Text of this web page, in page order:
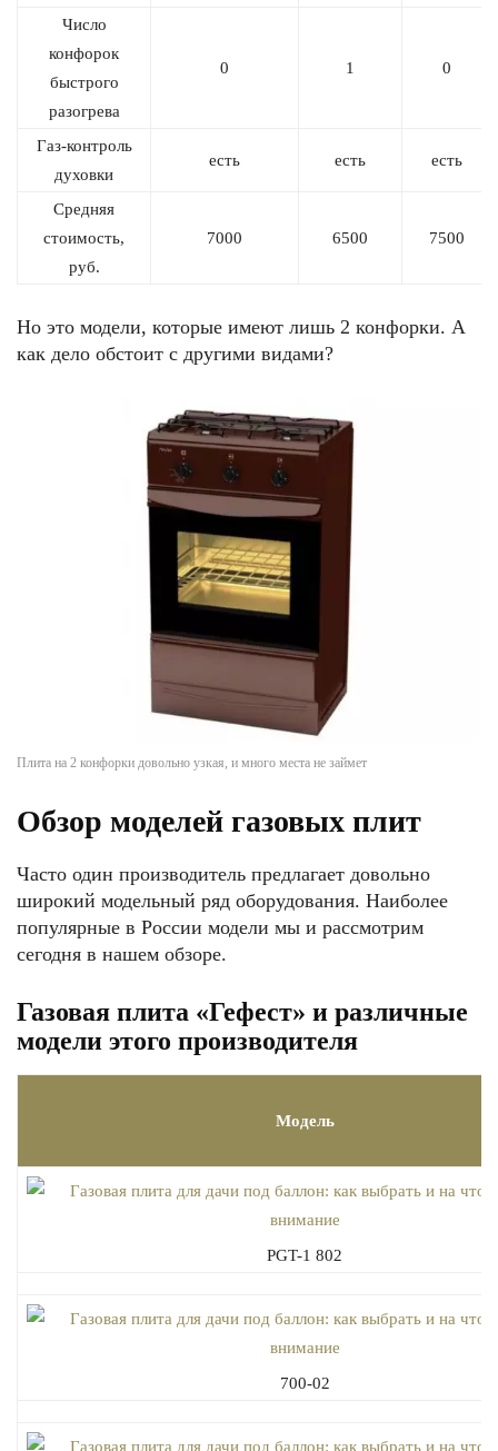
Число
конфорок
быстрого
разогрева
0 1 0
Газ-контроль
духовки
есть есть есть
Средняя
стоимость,
руб.
7000 6500 7500
Но это модели, которые имеют лишь 2 конфорки. А
как дело обстоит с другими видами?
Плита на 2 конфорки довольно узкая, и много места не займет
Обзор моделей газовых плит
Часто один производитель предлагает довольно
широкий модельный ряд оборудования. Наиболее
популярные в России модели мы и рассмотрим
сегодня в нашем обзоре.
Газовая плита «Гефест» и различные
модели этого производителя
Модель
PGT-1 802
700-02